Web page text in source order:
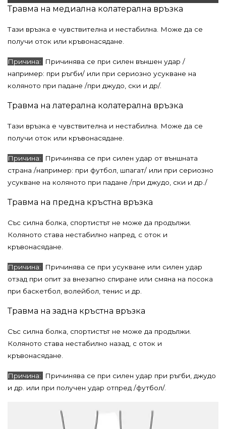
Травма на медиална колатерална връзка
Тази връзка е чувствителна и нестабилна. Може да се
получи оток или кръвонасядане.
Причина:
Причинява се при силен външен удар /
например: при ръгби/ или при сериозно усукване на
коляното при падане /при джудо, ски и др/.
Травма на латерална колатерална връзка
Тази връзка е чувствителна и нестабилна. Може да се
получи оток или кръвонасядане.
Причина:
Причинява се при силен удар от външната
страна /например: при футбол, шпагат/ или при сериозно
усукване на коляното при падане /при джудо, ски и др./
Травма на предна кръстна връзка
Със силна болка, спортистът не може да продължи.
Коляното става нестабилно напред, с оток и
кръвонасядане.
Причина:
Причинява се при усукване или силен удар
отзад при опит за внезапно спиране или смяна на посока
при баскетбол, волейбол, тенис и др.
Травма на задна кръстна връзка
Със силна болка, спортистът не може да продължи.
Коляното става нестабилно назад, с оток и
кръвонасядане.
Причина:
Причинява се при силен удар при ръгби, джудо
и др. или при получен удар отпред /футбол/.